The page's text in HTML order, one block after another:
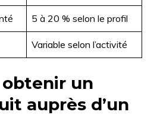
5 à 20 % selon le profil
Variable selon l’activité
un
auprès d’un